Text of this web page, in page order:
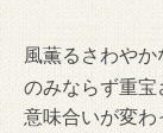
風薫るさわや
のみならず重宝
意味合いが変わ